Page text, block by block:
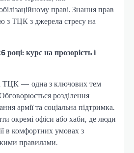
праві. Знання прав
з ТЦК з джерела стресу на
курс на прозорість і
ТЦК — одна з ключових тем
розділення
армії та соціальна підтримка.
окремі офіси або хаби, де люди
в комфортних умовах з
правилами.